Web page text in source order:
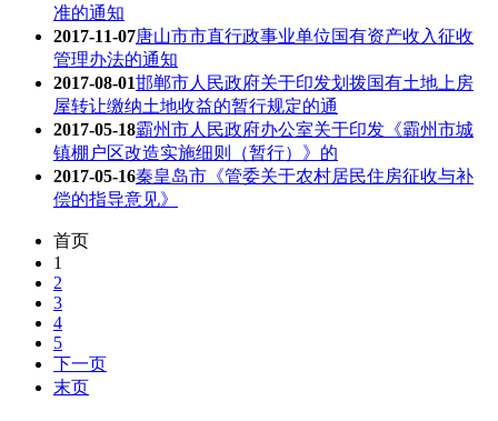
准的通知
2017-11-07唐山市市直行政事业单位国有资产收入征收
管理办法的通知
2017-08-01邯郸市人民政府关于印发划拨国有土地上房
屋转让缴纳土地收益的暂行规定的通
2017-05-18霸州市人民政府办公室关于印发《霸州市城
镇棚户区改造实施细则（暂行）》的
2017-05-16秦皇岛市《管委关于农村居民住房征收与补
偿的指导意见》
首页
1
2
3
4
5
下一页
末页